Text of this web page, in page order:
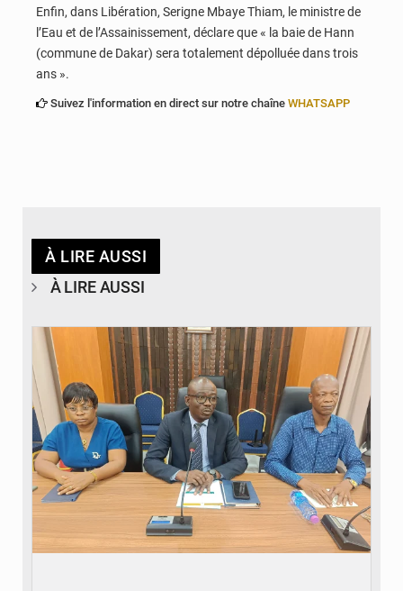
Enfin, dans Libération, Serigne Mbaye Thiam, le ministre de
l’Eau et de l’Assainissement, déclare que « la baie de Hann
(commune de Dakar) sera totalement dépolluée dans trois
ans ».
Suivez l'information en direct sur notre chaîne WHATSAPP
À LIRE AUSSI
À LIRE AUSSI